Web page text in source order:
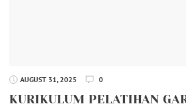
AUGUST 31, 2025 0
KURIKULUM PELATIHAN